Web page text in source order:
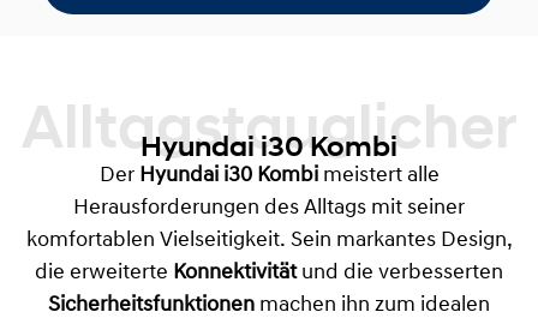
Alltagstauglicher
Hyundai i30 Kombi
Der Hyundai i30 Kombimeistert alle
Herausforderungen des Alltags mit seiner
komfortablen Vielseitigkeit. Sein markantes Design,
die erweiterte Konnektivitätund die verbesserten
Sicherheitsfunktionen machen ihn zum idealen